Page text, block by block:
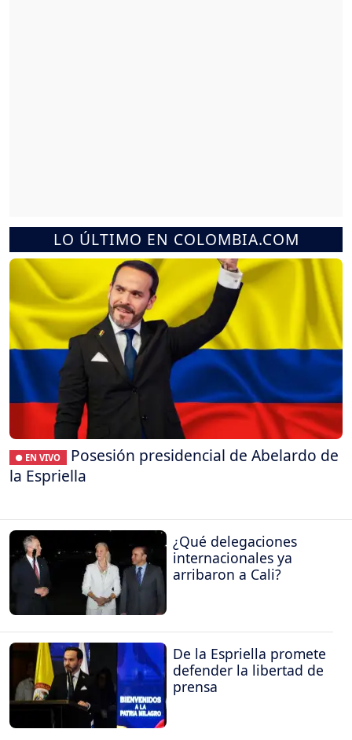
LO ÚLTIMO EN COLOMBIA.COM
● EN VIVO
Posesión presidencial de Abelardo de
la Espriella
¿Qué delegaciones
internacionales ya
arribaron a Cali?
De la Espriella promete
defender la libertad de
prensa